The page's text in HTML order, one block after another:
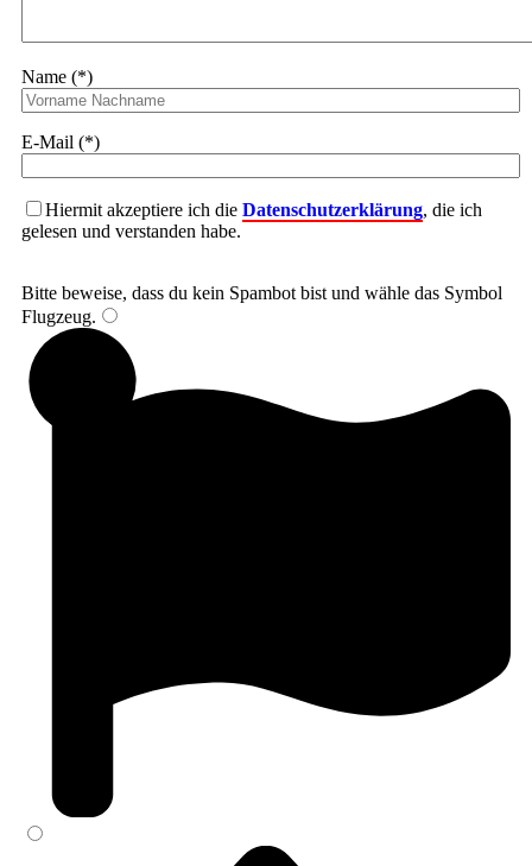
Name (*)
E-Mail (*)
Hiermit akzeptiere ich die Datenschutzerklärung, die ich
gelesen und verstanden habe.
Bitte beweise, dass du kein Spambot bist und wähle das Symbol
Flugzeug.